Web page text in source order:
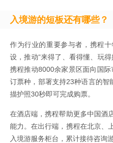
入境游的短板还有哪些？
作为行业的重要参与者，携程
设，推动“来得了、看得懂、玩
携程推动8000余家景区面向国
订票种，部署支持23种语言的智
描护照30秒即可完成购票。
在酒店端，携程帮助更多中国酒
能力。在出行端，携程在北京、
入境游服务柜台，累计接待咨询